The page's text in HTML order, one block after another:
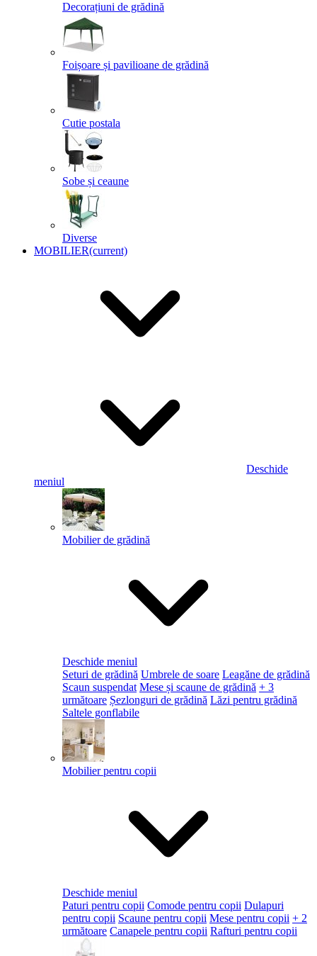
Decorațiuni de grădină
Foișoare și pavilioane de grădină
Cutie postala
Sobe și ceaune
Diverse
MOBILIER(current)
Deschide
meniul
Mobilier de grădină
Deschide meniul
Seturi de grădină Umbrele de soare Leagăne de grădină
Scaun suspendat Mese și scaune de grădină + 3
următoare Șezlonguri de grădină Lăzi pentru grădină
Saltele gonflabile
Mobilier pentru copii
Deschide meniul
Paturi pentru copii Comode pentru copii Dulapuri
pentru copii Scaune pentru copii Mese pentru copii + 2
următoare Canapele pentru copii Rafturi pentru copii